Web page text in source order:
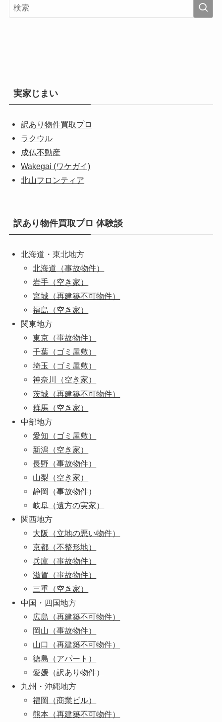
実家じまい
訳あり物件買取プロ
ラクウル
成仏不動産
Wakegai (ワケガイ)
北山フロンティア
訳あり物件買取プロ 体験談
北海道・東北地方
北海道（事故物件）
岩手（空き家）
宮城（再建築不可物件）
福島（空き家）
関東地方
東京（事故物件）
千葉（ゴミ屋敷）
埼玉（ゴミ屋敷）
神奈川（空き家）
茨城（再建築不可物件）
群馬（空き家）
中部地方
愛知（ゴミ屋敷）
新潟（空き家）
長野（事故物件）
山梨（空き家）
静岡（事故物件）
岐阜（遠方の実家）
関西地方
大阪（立地の悪い物件）
京都（不整形地）
兵庫（事故物件）
滋賀（事故物件）
三重（空き家）
中国・四国地方
広島（再建築不可物件）
岡山（事故物件）
山口（再建築不可物件）
徳島（アパート）
愛媛（訳あり物件）
九州・沖縄地方
福岡（商業ビル）
熊本（再建築不可物件）